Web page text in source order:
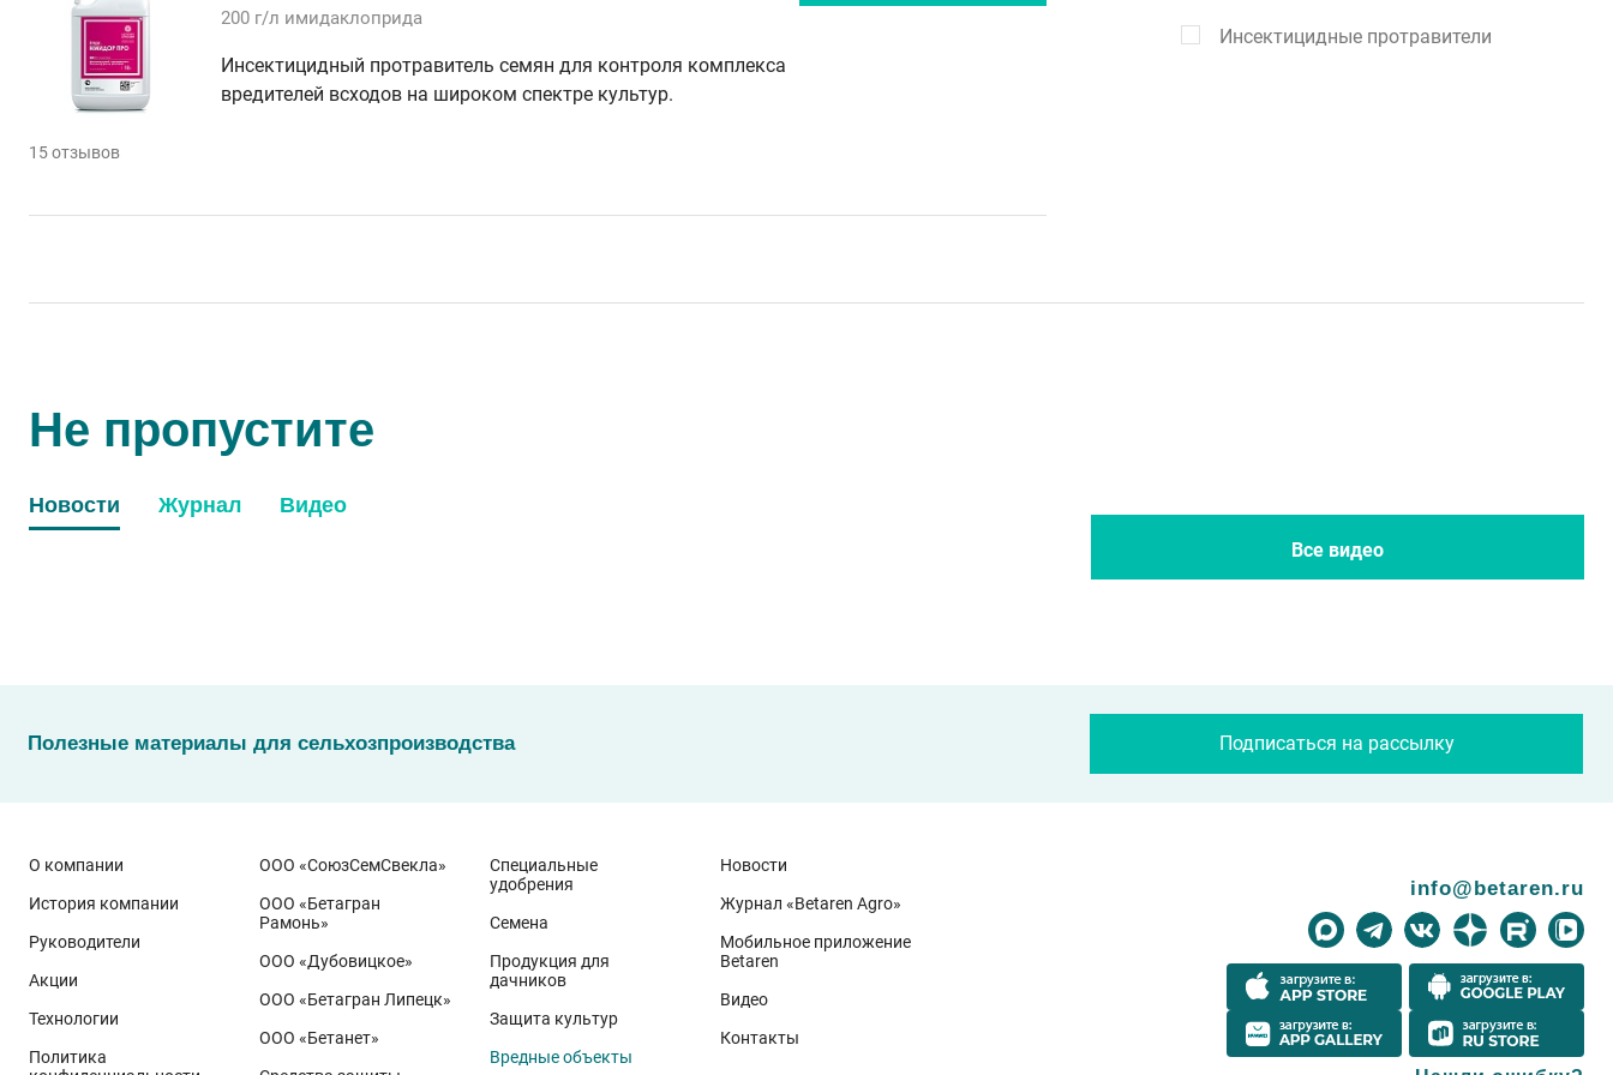
15 отзывов
200 г/л имидаклоприда
Инсектицидный протравитель семян для контроля комплекса
вредителей всходов на широком спектре культур.
Инсектицидные протравители
Не пропустите
Новости Журнал Видео
Все новости
Все журналы
Все видео
Полезные материалы для сельхозпроизводства Подписаться на рассылку
О компании
История компании
Руководители
Акции
Технологии
Политика
ООО «СоюзСемСвекла»
ООО «Бетагран
Рамонь»
ООО «Дубовицкое»
ООО «Бетагран Липецк»
ООО «Бетанет»
Специальные
удобрения
Семена
Продукция для
дачников
Защита культур
Вредные объекты
Новости
Журнал «Betaren Agro»
Мобильное приложение
Betaren
Видео
Контакты
info@betaren.ru